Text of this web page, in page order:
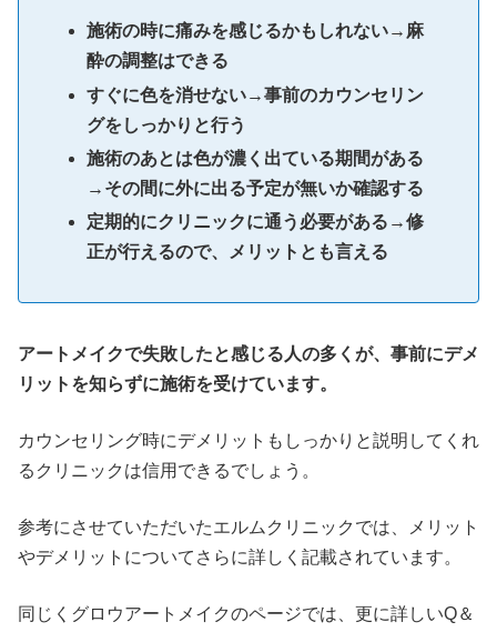
施術の時に痛みを感じるかもしれない→麻
酔の調整はできる
すぐに色を消せない→事前のカウンセリン
グをしっかりと行う
施術のあとは色が濃く出ている期間がある
→その間に外に出る予定が無いか確認する
定期的にクリニックに通う必要がある→修
正が行えるので、メリットとも言える
アートメイクで失敗したと感じる人の多くが、事前にデメ
リットを知らずに施術を受けています。
カウンセリング時にデメリットもしっかりと説明してくれ
るクリニックは信用できるでしょう。
参考にさせていただいたエルムクリニックでは、メリット
やデメリットについてさらに詳しく記載されています。
同じくグロウアートメイクのページでは、更に詳しいQ＆